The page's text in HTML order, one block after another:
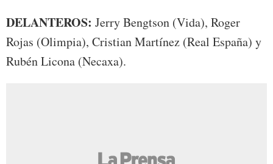
DELANTEROS: Jerry Bengtson (Vida), Roger
Rojas (Olimpia), Cristian Martínez (Real España) y
Rubén Licona (Necaxa).